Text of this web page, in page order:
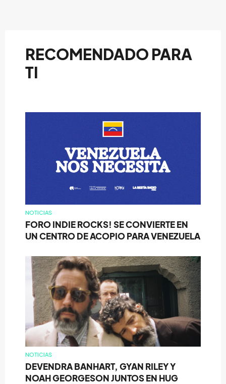
RECOMENDADO PARA
TI
NOTICIAS
FORO INDIE ROCKS! SE CONVIERTE EN
UN CENTRO DE ACOPIO PARA VENEZUELA
NOTICIAS
DEVENDRA BANHART, GYAN RILEY Y
NOAH GEORGESON JUNTOS EN HUG